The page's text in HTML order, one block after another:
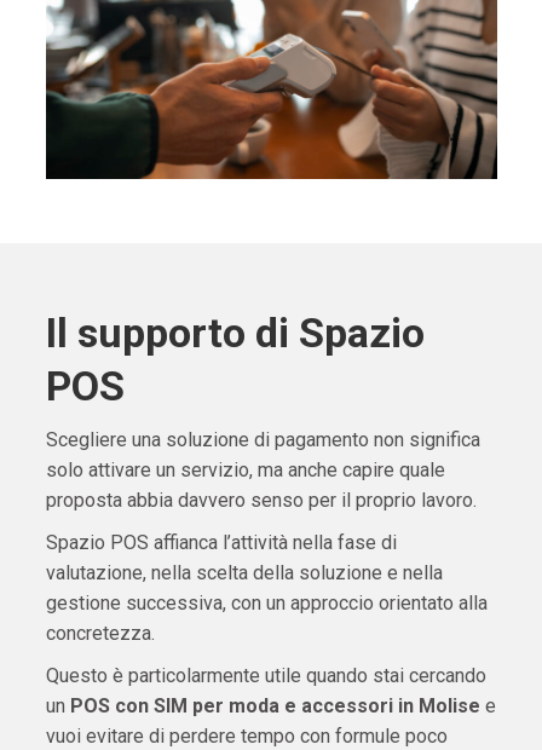
Il supporto di Spazio
POS
Scegliere una soluzione di pagamento non significa
solo attivare un servizio, ma anche capire quale
proposta abbia davvero senso per il proprio lavoro.
Spazio POS affianca l’attività nella fase di
valutazione, nella scelta della soluzione e nella
gestione successiva, con un approccio orientato alla
concretezza.
Questo è particolarmente utile quando stai cercando
un POS con SIM per moda e accessori in Molise e
vuoi evitare di perdere tempo con formule poco